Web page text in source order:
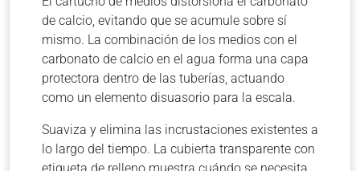
de calcio, evitando que se acumule sobre sí
mismo. La combinación de los medios con el
carbonato de calcio en el agua forma una capa
protectora dentro de las tuberías, actuando
como un elemento disuasorio para la escala.
Suaviza y elimina las incrustaciones existentes a
lo largo del tiempo. La cubierta transparente con
etiqueta de relleno muestra cuándo se necesita